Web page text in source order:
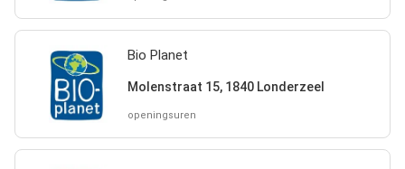
Bio Planet
Molenstraat 15, 1840 Londerzeel
openingsuren